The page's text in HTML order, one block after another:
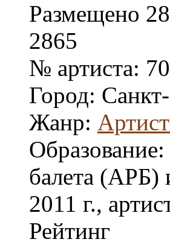
Размещено
2865
№ артиста:
Город:
Жанр:
Образование:
балета
2011 г.,
Рейтинг